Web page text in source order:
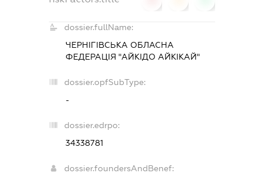
dossier.fullName:
ЧЕРНІГІВСЬКА ОБЛАСНА
ФЕДЕРАЦІЯ "АЙКІДО АЙКІКАЙ"
dossier.opfSubType:
-
dossier.edrpo:
34338781
dossier.foundersAndBenef: